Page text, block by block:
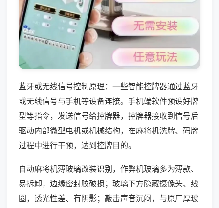
蓝牙或无线信号控制原理：一些智能控牌器通过蓝牙
或无线信号与手机等设备连接。手机端软件预设好牌
型等指令，发送信号给控牌器，控牌器接收到信号后
驱动内部微型电机或机械结构，在麻将机洗牌、码牌
过程中进行干预，达到控牌目的。
自动麻将机薄玻璃改装识别，作弊机玻璃多为薄款、
易拆卸，边缘密封胶破损；玻璃下方隐藏摄像头、线
圈，透光性差、有阴影；敲击声音沉闷，与原厂厚玻